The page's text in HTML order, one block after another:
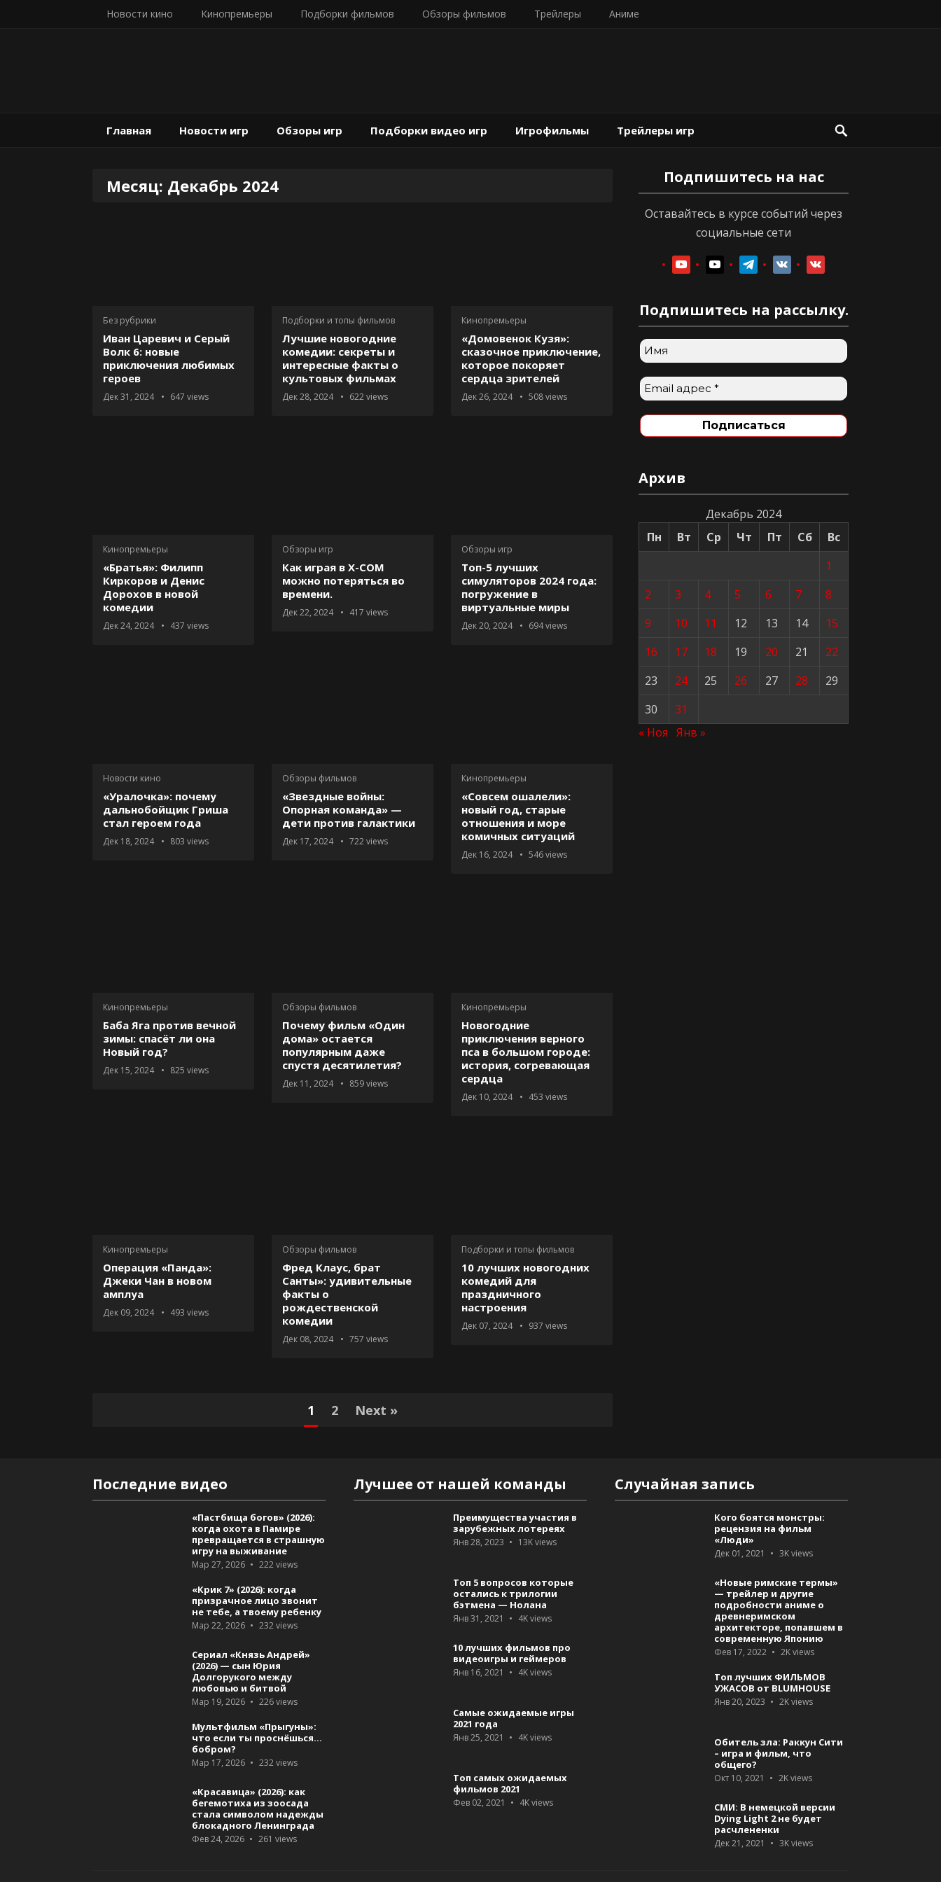
Новости кино Кинопремьеры Подборки фильмов Обзоры фильмов Трейлеры Аниме
Главная Новости игр Обзоры игр Подборки видео игр Игрофильмы Трейлеры игр
Месяц: Декабрь 2024
Без рубрики
Иван Царевич и Серый
Волк 6: новые
приключения любимых
героев
Дек 31, 2024 647 views
Подборки и топы фильмов
Лучшие новогодние
комедии: секреты и
интересные факты о
культовых фильмах
Дек 28, 2024 622views
Кинопремьеры
«Домовенок Кузя»:
сказочное приключение,
которое покоряет
сердца зрителей
Дек 26, 2024 508views
Кинопремьеры
«Братья»: Филипп
Киркоров и Денис
Дорохов в новой
комедии
Дек 24, 2024 437 views
Обзоры игр
Как играя в X-COM
можно потеряться во
времени.
Дек 22, 2024 417 views
Обзоры игр
Топ-5 лучших
симуляторов 2024 года:
погружение в
виртуальные миры
Дек 20, 2024 694views
Новости кино
«Уралочка»: почему
дальнобойщик Гриша
стал героем года
Дек 18, 2024 803 views
Обзоры фильмов
«Звездные войны:
Опорная команда» —
дети против галактики
Дек 17, 2024 722views
Кинопремьеры
«Совсем ошалели»:
новый год, старые
отношения и море
комичных ситуаций
Дек 16, 2024 546views
Кинопремьеры
Баба Яга против вечной
зимы: спасёт ли она
Новый год?
Дек 15, 2024 825 views
Обзоры фильмов
Почему фильм «Один
дома» остается
популярным даже
спустя десятилетия?
Дек 11, 2024 859views
Кинопремьеры
Новогодние
приключения верного
пса в большом городе:
история, согревающая
сердца
Дек 10, 2024 453 views
Кинопремьеры
Операция «Панда»:
Джеки Чан в новом
амплуа
Дек 09, 2024 493 views
Обзоры фильмов
Фред Клаус, брат
Санты»: удивительные
факты о
рождественской
комедии
Дек 08, 2024 757 views
Подборки и топы фильмов
10 лучших новогодних
комедий для
праздничного
настроения
Дек 07, 2024 937 views
1 2 Next »
Подпишитесь на нас
Оставайтесь в курсе событий через
социальные сети
youtubeyoutubetelegramvkontaktevkontakte
Подпишитесь на рассылку.
Архив
Декабрь 2024
Пн
Вт Ср Чт Пт Сб
Вс
1
2
3 4 5 6 7
8
9
10 11 12 13 14
15
16
17 18 19 20 21
22
23
24 25 26 27 28
29
30
31
« Ноя Янв »
Последние видео
«Пастбища богов» (2026):
когда охота в Памире
превращается в страшную
игру на выживание
Мар 27, 2026 222views
«Крик 7» (2026): когда
призрачное лицо звонит
не тебе, а твоему ребенку
Мар 22, 2026 232views
Сериал «Князь Андрей»
(2026) — сын Юрия
Долгорукого между
любовью и битвой
Мар 19, 2026 226views
Мультфильм «Прыгуны»:
что если ты проснёшься…
бобром?
Мар 17, 2026 232views
«Красавица» (2026): как
бегемотиха из зоосада
стала символом надежды
блокадного Ленинграда
Фев 24, 2026 261 views
Лучшее от нашей команды
Преимущества участия в
зарубежных лотереях
Янв 28, 2023 13Kviews
Топ 5 вопросов которые
остались к трилогии
бэтмена — Нолана
Янв 31, 2021 4Kviews
10 лучших фильмов про
видеоигры и геймеров
Янв 16, 2021 4Kviews
Самые ожидаемые игры
2021 года
Янв 25, 2021 4Kviews
Топ самых ожидаемых
фильмов 2021
Фев 02, 2021 4Kviews
Случайная запись
Кого боятся монстры:
рецензия на фильм
«Люди»
Дек 01, 2021 3Kviews
«Новые римские термы»
— трейлер и другие
подробности аниме о
древнеримском
архитекторе, попавшем в
современную Японию
Фев 17, 2022 2Kviews
Топ лучших ФИЛЬМОВ
УЖАСОВ от BLUMHOUSE
Янв 20, 2023 2Kviews
Обитель зла: Раккун Сити
– игра и фильм, что
общего?
Окт 10, 2021 2Kviews
СМИ: В немецкой версии
Dying Light 2 не будет
расчлененки
Дек 21, 2021 3Kviews